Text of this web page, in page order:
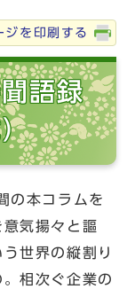
ジを印刷する
語録
の本コラムを
気揚々と謳
世界の縦割り
相次ぐ企業の